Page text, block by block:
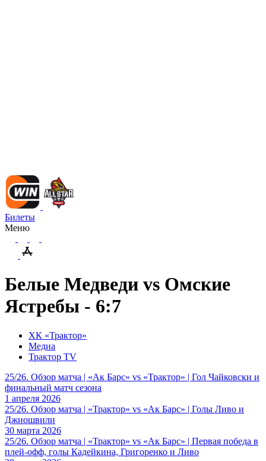
Билеты
Меню
Белые Медведи vs Омские
Ястребы - 6:7
ХК «Трактор»
Медиа
Трактор TV
25/26. Обзор матча | «Ак Барс» vs «Трактор» | Гол Чайковски и
финальный матч сезона
1 апреля 2026
25/26. Обзор матча | «Трактор» vs «Ак Барс» | Голы Ливо и
Джиошвили
30 марта 2026
25/26. Обзор матча | «Трактор» vs «Ак Барс» | Первая победа в
плей-офф, голы Кадейкина, Григоренко и Ливо